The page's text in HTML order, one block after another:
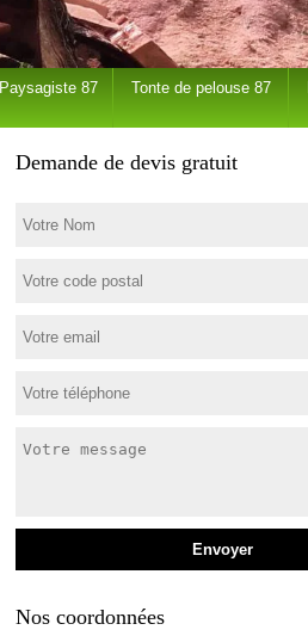
Paysagiste 87 Tonte de pelouse 87
Demande de devis gratuit
Nos coordonnées